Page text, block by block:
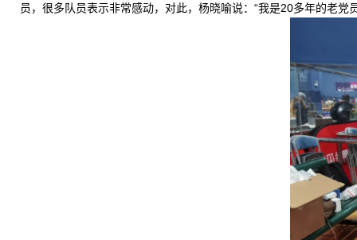
员，很多队员表示非常感动，对此，杨晓喻说：“我是20多年的老党